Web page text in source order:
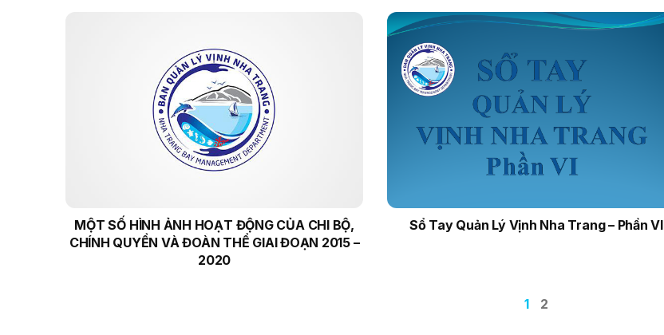
MỘT SỐ HÌNH ẢNH HOẠT ĐỘNG CỦA CHI BỘ,
CHÍNH QUYỀN VÀ ĐOÀN THỂ GIAI ĐOẠN 2015 –
2020
Sổ Tay Quản Lý Vịnh Nha Trang – Phần VI
1 2